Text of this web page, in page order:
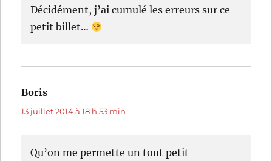
Décidément, j’ai cumulé les erreurs sur ce
petit billet…
Boris
13 juillet 2014 à 18 h 53 min
Qu’on me permette un tout petit